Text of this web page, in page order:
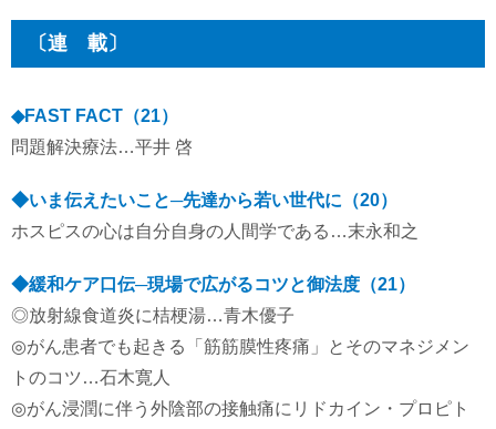
〔連 載〕
◆FAST FACT（21）
問題解決療法…平井 啓
◆いま伝えたいこと─先達から若い世代に（20）
ホスピスの心は自分自身の人間学である…末永和之
◆緩和ケア口伝─現場で広がるコツと御法度（21）
◎放射線食道炎に桔梗湯…青木優子
◎がん患者でも起きる「筋筋膜性疼痛」とそのマネジメン
トのコツ…石木寛人
◎がん浸潤に伴う外陰部の接触痛にリドカイン・プロピト